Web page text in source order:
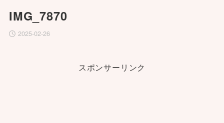
IMG_7870
2025-02-26
スポンサーリンク